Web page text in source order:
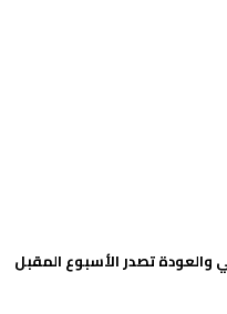
والعودة تصدر الأسبوع المقبل